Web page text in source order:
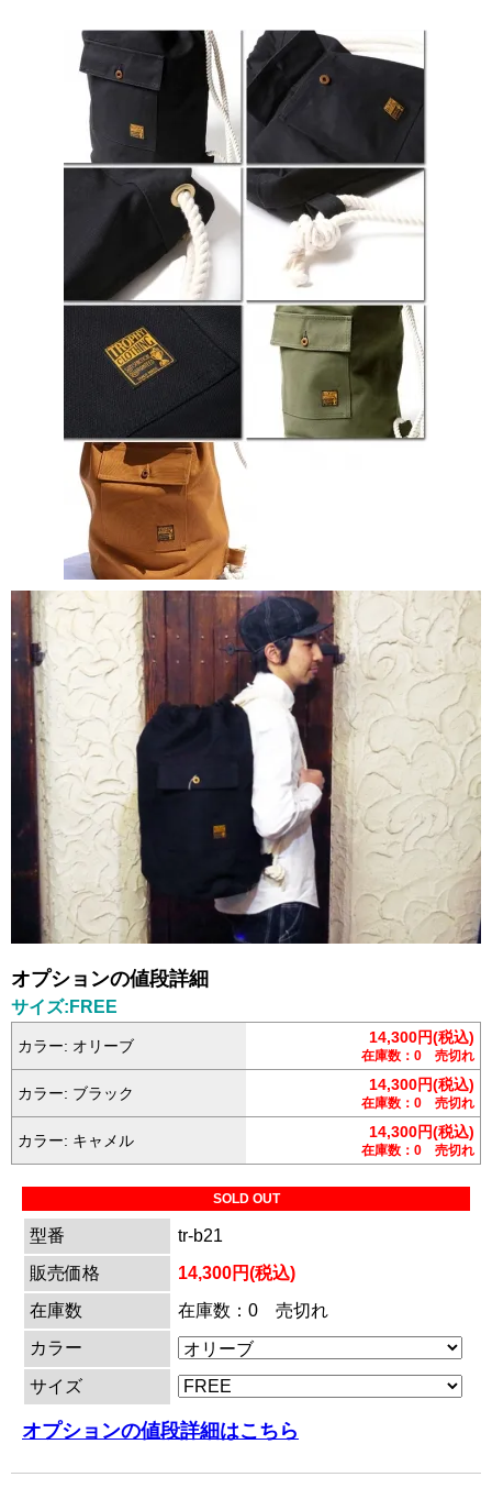
オプションの値段詳細
サイズ:FREE
カラー: オリーブ 14,300円(税込)
在庫数：0 売切れ
カラー: ブラック 14,300円(税込)
在庫数：0 売切れ
カラー: キャメル 14,300円(税込)
在庫数：0 売切れ
SOLD OUT
型番
tr-b21
販売価格
14,300円(税込)
在庫数
在庫数：0 売切れ
カラー
サイズ
オプションの値段詳細はこちら